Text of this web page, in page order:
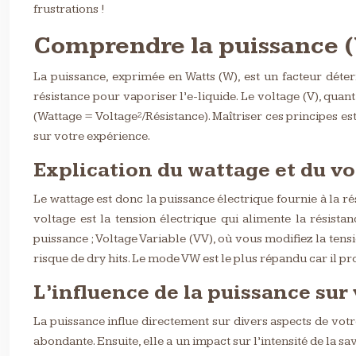
frustrations !
Comprendre la puissance
La puissance, exprimée en Watts (W), est un facteur
résistance pour vaporiser l’e-liquide. Le voltage (V),
(Wattage = Voltage²/Résistance). Maîtriser ces principes
sur votre expérience.
Explication du wattage et du
Le wattage est donc la puissance électrique fournie à la
voltage est la tension électrique qui alimente la
puissance ; Voltage Variable (VV), où vous modifiez la
risque de dry hits. Le mode VW est le plus répandu car il
L’influence de la puissance
La puissance influe directement sur divers aspects de
abondante. Ensuite, elle a un impact sur l’intensité de la